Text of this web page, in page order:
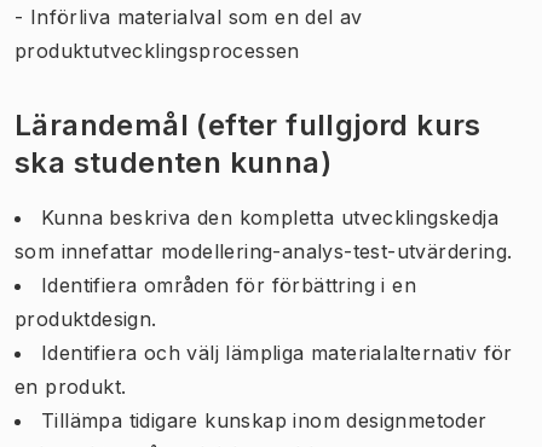
- Införliva materialval som en del av
produktutvecklingsprocessen
Lärandemål (efter fullgjord kurs
ska studenten kunna)
Kunna beskriva den kompletta utvecklingskedja
som innefattar modellering-analys-test-utvärdering.
Identifiera områden för förbättring i en
produktdesign.
Identifiera och välj lämpliga materialalternativ för
en produkt.
Tillämpa tidigare kunskap inom designmetoder